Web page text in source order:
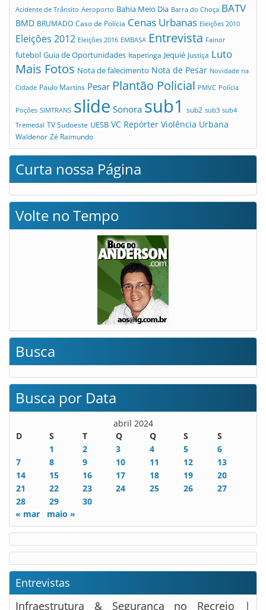
Acidente de Trânsito Aeroporto Bahia Meio Dia Barra do Choça BATV
BMD BRUMADO Caso de Polícia Cenas Urbanas Eleições 2010
Eleições 2012 Eleições 2016 EMBASA Entrevista Fainor
futebol Guia de Oportunidades Itapetinga Jequié Justiça Luto
Mais Fotos Nota de falecimento Nota de Pesar Novidade na
Cidade Paulo Martins Pesar Plantão Policial PMVC Polícia
Poções SIMTRANS slide Sonora sub1 sub2 sub3 sub4
Tremedal TV Sudoeste UESB VC Repórter Violência Urbana
Waldenor Zé Raimundo
Curta nossa Página
Volte no Tempo
Busca
Busca por Data
abril 2024
D
S T Q Q S
S
1
2 3 4 5
6
7
8 9 10 11 12
13
14
15 16 17 18 19
20
21
22 23 24 25 26
27
28
29
30
« mar
maio »
Entrevistas
Infraestrutura & Segurança no Recreio |